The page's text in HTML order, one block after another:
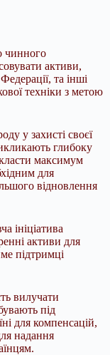
чинного
активи,
та інші
техніки з метою
у захисті своєї
глибоку
максимум
для
відновлення
ініціатива
активи для
підтримці
вилучати
під
для компенсацій,
надання